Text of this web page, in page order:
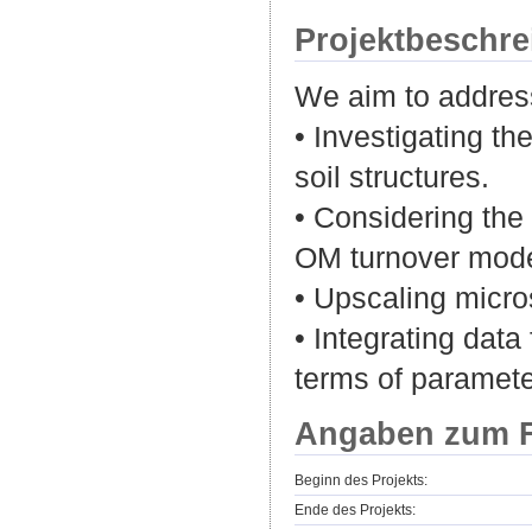
We aim to
• Investigating
soil structures.
• Considering
OM turnover
• Upscaling
• Integrating
terms of
Angaben zum
Beginn des Projekts:
Ende des Projekts: